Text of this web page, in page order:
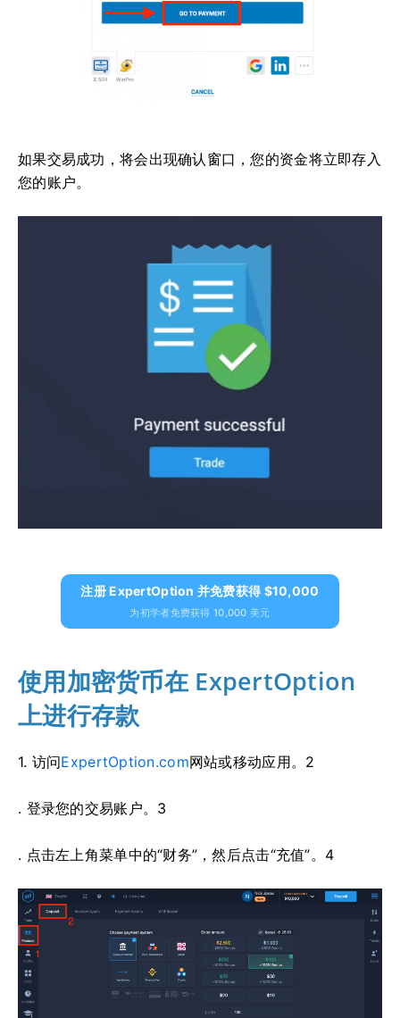
如果交易成功，将会出现确认窗口，您的资金将立即存入
您的账户。
注册 ExpertOption 并免费获得 $10,000
为初学者免费获得 10,000 美元
使用加密货币在 ExpertOption
上进行存款
1. 访问ExpertOption.com网站或移动应用。2
. 登录您的交易账户。3
. 点击左上角菜单中的“财务”，然后点击“充值”。4